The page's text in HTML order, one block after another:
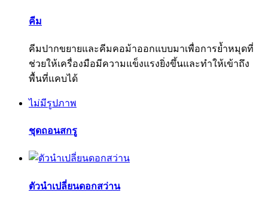
คีม
คีมปากขยายและคีมคอม้าออกแบบมาเพื่อการย้ำหมุดที่
ช่วยให้เครื่องมือมีความแข็งแรงยิ่งขึ้นและทำให้เข้าถึง
พื้นที่แคบได้
ไม่มีรูปภาพ
ชุดถอนสกรู
ตัวนำเปลี่ยนดอกสว่าน